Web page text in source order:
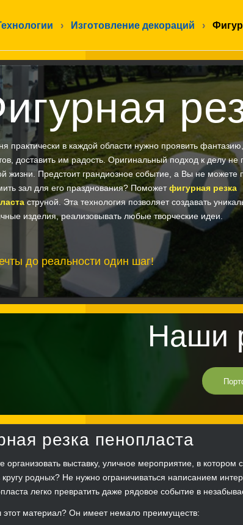
› Изготовление декораций ›
практически в каждой области нужно проявить
доставить им радость. Оригинальный подход к делу
жизни. Предстоит грандиозное событие, а Вы не можете
зал для его празднования? Поможетфигурная резка
струной. Эта технология позволяет создавать
изделия, реализовывать любые творческие идеи.
до реальности один шаг!
Наши
резка пенопласта
организовать выставку, уличное мероприятие, в
кругу родных? Не нужно ограничиваться написанием
легко превратить даже рядовое событие в
материал? Он имеет немало преимуществ: